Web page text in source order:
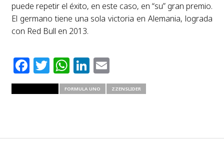
puede repetir el éxito, en este caso, en “su” gran premio.
El germano tiene una sola victoria en Alemania, lograda
con Red Bull en 2013.
Facebook
Twitter
WhatsApp
LinkedIn
Email
FORMULA UNO ZZENSLIDER